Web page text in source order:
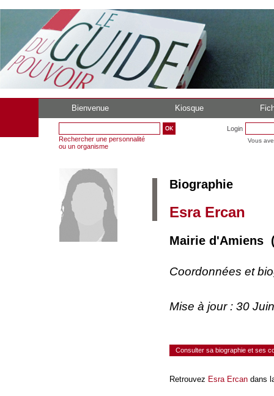
Bienvenue Kiosque
Rechercher une personnalité
ou un organisme
Login
Vous
Biographie
Esra Ercan
Mairie d'Amiens
Coordonnées et
Mise à jour : 30
Consulter sa biographie et ses
Retrouvez Esra Ercan dans